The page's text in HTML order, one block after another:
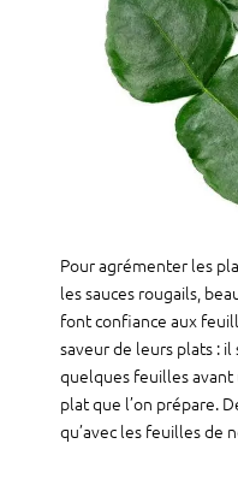
Pour agrémenter les
les sauces rougails,
font confiance aux
saveur de leurs plats :
quelques feuilles
plat que l’on prépare.
qu’avec les feuilles de